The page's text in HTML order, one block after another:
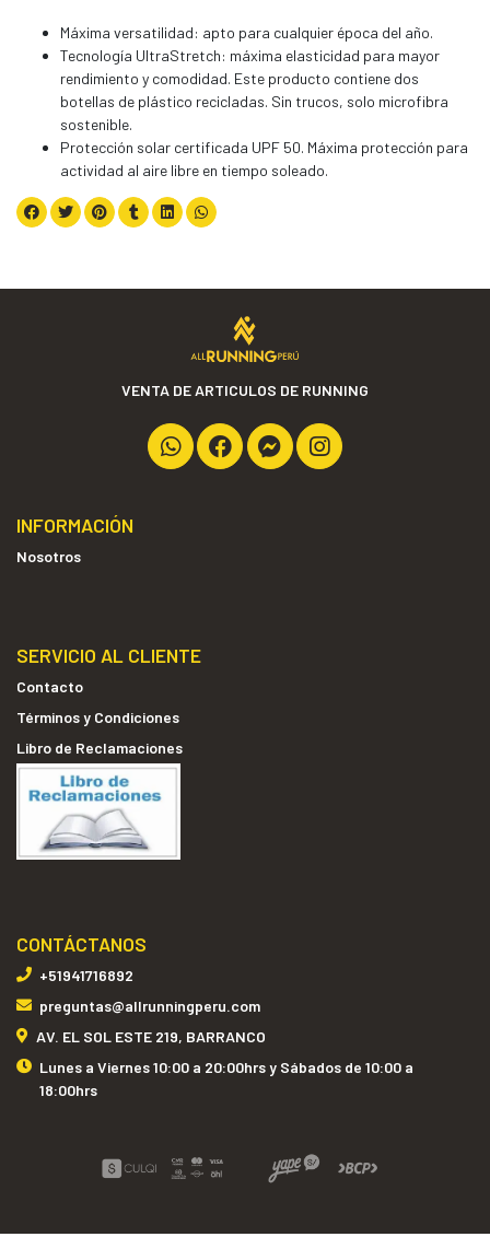
Máxima versatilidad: apto para cualquier época del año.
Tecnología UltraStretch: máxima elasticidad para mayor
rendimiento y comodidad. Este producto contiene dos
botellas de plástico recicladas. Sin trucos, solo microfibra
sostenible.
Protección solar certificada UPF 50. Máxima protección para
actividad al aire libre en tiempo soleado.
VENTA DE ARTICULOS DE RUNNING
INFORMACIÓN
Nosotros
SERVICIO AL CLIENTE
Contacto
Términos y Condiciones
Libro de Reclamaciones
CONTÁCTANOS
+51941716892
preguntas@allrunningperu.com
AV. EL SOL ESTE 219, BARRANCO
Lunes a Viernes 10:00 a 20:00hrs y Sábados de 10:00 a
18:00hrs